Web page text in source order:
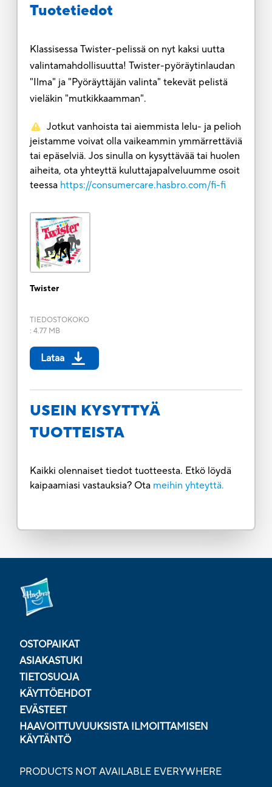
Tuotetiedot
Klassisessa Twister-pelissä on nyt kaksi uutta
valintamahdollisuutta! Twister-pyöräytinlaudan
"Ilma" ja "Pyöräyttäjän valinta" tekevät pelistä
vieläkin "mutkikkaamman".
Jotkut vanhoista tai aiemmista lelu- ja pelioh
jeistamme voivat olla vaikeammin ymmärrettäviä
tai epäselviä. Jos sinulla on kysyttävää tai huolen
aiheita, ota yhteyttä kuluttajapalveluumme osoit
teessa https://consumercare.hasbro.com/fi-fi
Twister
TIEDOSTOKOKO
: 4.77 MB
Lataa
USEIN KYSYTTYÄ
TUOTTEISTA
Kaikki olennaiset tiedot tuotteesta. Etkö löydä
kaipaamiasi vastauksia? Ota meihin yhteyttä.
OSTOPAIKAT
ASIAKASTUKI
TIETOSUOJA
KÄYTTÖEHDOT
EVÄSTEET
HAAVOITTUVUUKSISTA ILMOITTAMISEN
KÄYTÄNTÖ
PRODUCTS NOT AVAILABLE EVERYWHERE